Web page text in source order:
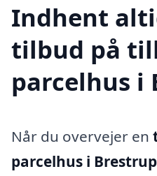
Indhent
tilbud på
parcelhus i
Når du overvejer en
parcelhus i Brestrup